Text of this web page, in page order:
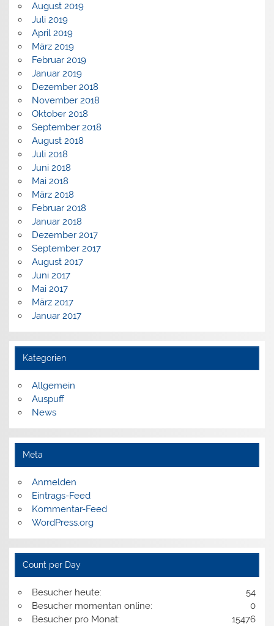
August 2019
Juli 2019
April 2019
März 2019
Februar 2019
Januar 2019
Dezember 2018
November 2018
Oktober 2018
September 2018
August 2018
Juli 2018
Juni 2018
Mai 2018
März 2018
Februar 2018
Januar 2018
Dezember 2017
September 2017
August 2017
Juni 2017
Mai 2017
März 2017
Januar 2017
Kategorien
Allgemein
Auspuff
News
Meta
Anmelden
Eintrags-Feed
Kommentar-Feed
WordPress.org
Count per Day
54
Besucher heute:
0
Besucher momentan online:
15476
Besucher pro Monat: